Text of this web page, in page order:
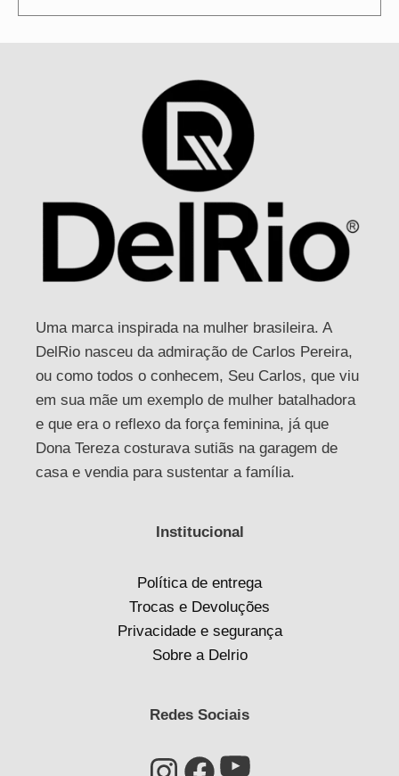
Uma marca inspirada na mulher brasileira. A
DelRio nasceu da admiração de Carlos Pereira,
ou como todos o conhecem, Seu Carlos, que viu
em sua mãe um exemplo de mulher batalhadora
e que era o reflexo da força feminina, já que
Dona Tereza costurava sutiãs na garagem de
casa e vendia para sustentar a família.
Institucional
Política de entrega
Trocas e Devoluções
Privacidade e segurança
Sobre a Delrio
Redes Sociais
InstagramFacebookYoutube